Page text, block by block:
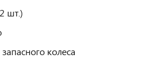
шт.)
колеса